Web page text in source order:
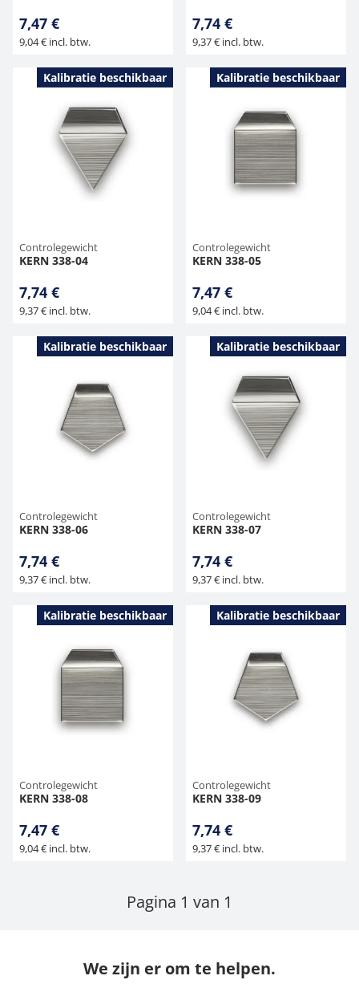
7,47 €
9,04 € incl. btw.
7,74 €
9,37 € incl. btw.
Kalibratie beschikbaar
Controlegewicht
KERN 338-04
7,74 €
9,37 € incl. btw.
Kalibratie beschikbaar
Controlegewicht
KERN 338-05
7,47 €
9,04 € incl. btw.
Kalibratie beschikbaar
Controlegewicht
KERN 338-06
7,74 €
9,37 € incl. btw.
Kalibratie beschikbaar
Controlegewicht
KERN 338-07
7,74 €
9,37 € incl. btw.
Kalibratie beschikbaar
Controlegewicht
KERN 338-08
7,47 €
9,04 € incl. btw.
Kalibratie beschikbaar
Controlegewicht
KERN 338-09
7,74 €
9,37 € incl. btw.
Pagina 1 van 1
We zijn er om te helpen.